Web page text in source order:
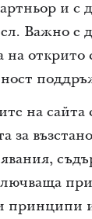
и с
Важно е
на открито
на сайта
за
принципи